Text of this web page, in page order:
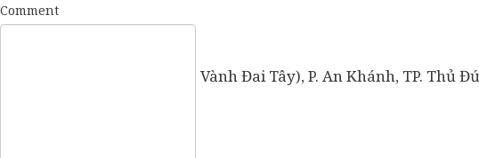
Comment
57 Vành Đai Tây (số cũ: 936 Vành Đai Tây), P. An Khánh, TP. Thủ